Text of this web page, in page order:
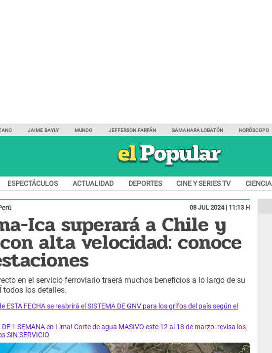
JAIME BAYLY MUNDO JEFFERSON FARFÁN SAMAHARA LOBATÓN HORÓSCOPO
ESPECTÁCULOS ACTUALIDAD DEPORTES CINE Y SERIES TV CIENCIA
08 JUL 2024 | 11:13 H
Ica superará a Chile y
alta velocidad: conoce
en el servicio ferroviario traerá muchos beneficios a lo largo de su
todos los detalles.
ESTA FECHA se reabrirá el SISTEMA DE GNV para los grifos del país según el
DE 1 SEMANA en Lima! Corte de agua MASIVO este 12 al 18 de marzo: revisa los
SIN SERVICIO